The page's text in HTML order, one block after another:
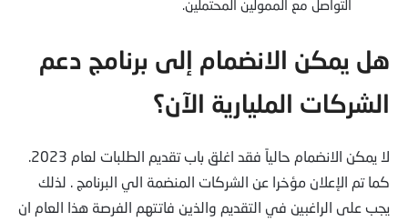
التواصل مع الممولين المحتملين.
هل يمكن الانضمام إلى برنامج دعم
الشركات المليارية الآن؟
كما تم الإعلان مؤخرا عن الشركات المنضمة الي البرنامج . لذلك
يجب على الراغبين في التقديم والذين فاتتهم الفرصة هذا العام ان